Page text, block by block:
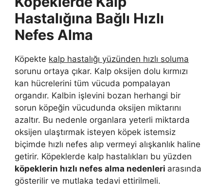
Hastalığına Bağlı Hızlı
Nefes Alma
Köpekte kalp hastalığı yüzünden hızlı soluma
sorunu ortaya çıkar. Kalp oksijen dolu kırmızı
kan hücrelerini tüm vücuda pompalayan
organdır. Kalbin işlevini bozan herhangi bir
sorun köpeğin vücudunda oksijen miktarını
azaltır. Bu nedenle organlara yeterli miktarda
oksijen ulaştırmak isteyen köpek istemsiz
biçimde hızlı nefes alıp vermeyi alışkanlık haline
getirir. Köpeklerde kalp hastalıkları bu yüzden
köpeklerin hızlı nefes alma nedenleri arasında
gösterilir ve mutlaka tedavi ettirilmeli.